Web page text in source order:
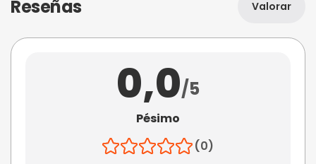
Reseñas Valorar
0,0/5
Pésimo
(0)